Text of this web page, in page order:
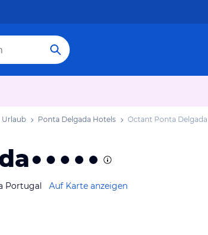
Urlaub Ponta Delgada Hotels Octant Ponta Delgada
Portugal Auf Karte anzeigen